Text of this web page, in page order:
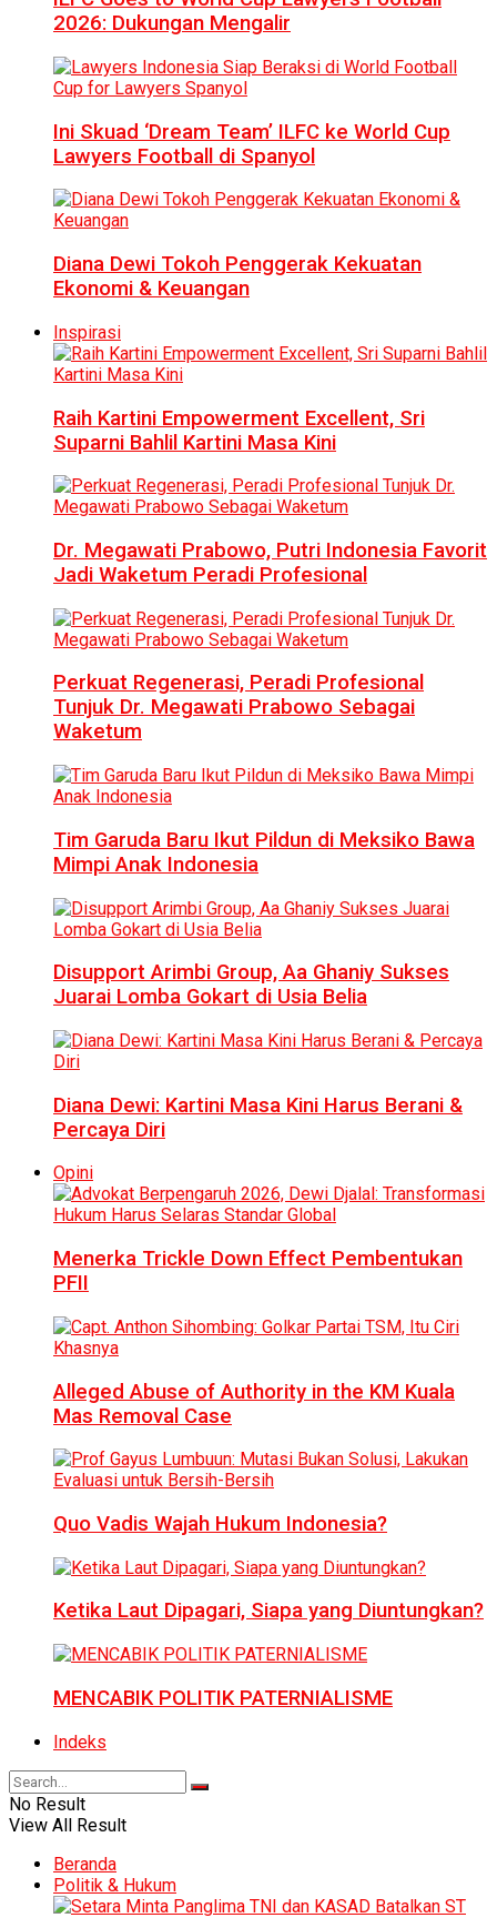
2026: Dukungan Mengalir
Ini Skuad ‘Dream Team’ ILFC ke World Cup
Lawyers Football di Spanyol
Diana Dewi Tokoh Penggerak Kekuatan
Ekonomi & Keuangan
Inspirasi
Raih Kartini Empowerment Excellent, Sri
Suparni Bahlil Kartini Masa Kini
Dr. Megawati Prabowo, Putri Indonesia Favorit
Jadi Waketum Peradi Profesional
Perkuat Regenerasi, Peradi Profesional
Tunjuk Dr. Megawati Prabowo Sebagai
Waketum
Tim Garuda Baru Ikut Pildun di Meksiko Bawa
Mimpi Anak Indonesia
Disupport Arimbi Group, Aa Ghaniy Sukses
Juarai Lomba Gokart di Usia Belia
Diana Dewi: Kartini Masa Kini Harus Berani &
Percaya Diri
Opini
Menerka Trickle Down Effect Pembentukan
PFII
Alleged Abuse of Authority in the KM Kuala
Mas Removal Case
Quo Vadis Wajah Hukum Indonesia?
Ketika Laut Dipagari, Siapa yang Diuntungkan?
MENCABIK POLITIK PATERNIALISME
Indeks
No Result
View All Result
Beranda
Politik & Hukum